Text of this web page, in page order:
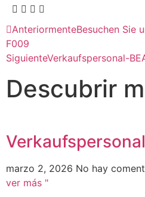
AnteriormenteBesuchen Sie
F009
SiguienteVerkaufspersonal-
Descubrir
marzo 2, 2026 No hay
ver más "